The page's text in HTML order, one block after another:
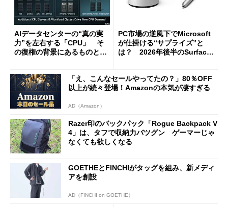
AIデータセンターの“真の実
力”を左右する「CPU」 そ
の復権の背景にあるものと
PC市場の逆風下でMicrosoft
が仕掛ける“サプライズ”と
は？ 2026年後半のSurface
「え、こんなセールやってたの？」80％OFF
以上が続々登場！Amazonの本気が凄すぎる
AD（Amazon）
Razer印のバックパック「Rogue Backpack V
4」は、タフで収納力バツグン ゲーマーじゃ
なくても欲しくなる
GOETHEとFINCHIがタッグを組み、新メディ
アを創設
AD（FINCHI on GOETHE）